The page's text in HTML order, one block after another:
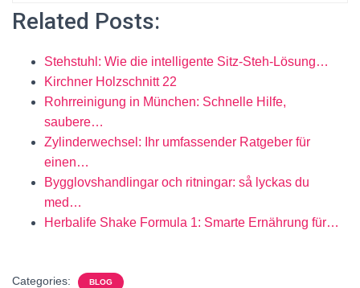
Related Posts:
Stehstuhl: Wie die intelligente Sitz-Steh-Lösung…
Kirchner Holzschnitt 22
Rohrreinigung in München: Schnelle Hilfe,
saubere…
Zylinderwechsel: Ihr umfassender Ratgeber für
einen…
Bygglovshandlingar och ritningar: så lyckas du
med…
Herbalife Shake Formula 1: Smarte Ernährung für…
Categories: BLOG